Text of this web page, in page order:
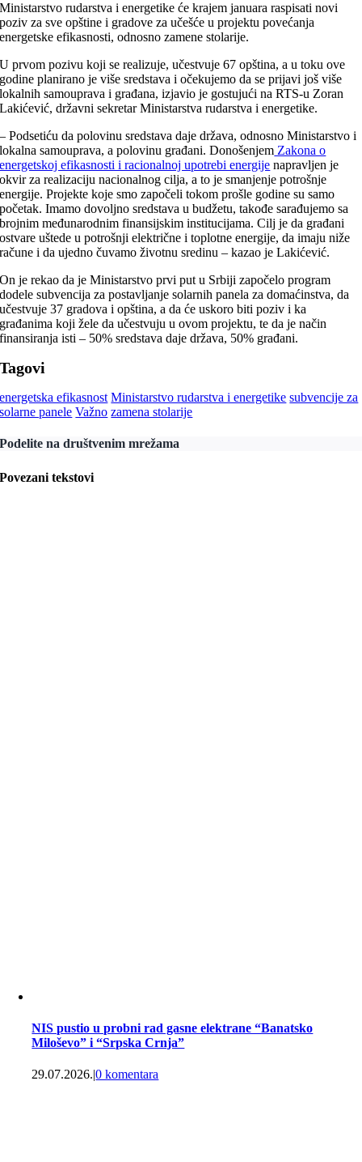
Ministarstvo rudarstva i energetike će krajem januara raspisati novi
poziv za sve opštine i gradove za učešće u projektu povećanja
energetske efikasnosti, odnosno zamene stolarije.
U prvom pozivu koji se realizuje, učestvuje 67 opština, a u toku ove
godine planirano je više sredstava i očekujemo da se prijavi još više
lokalnih samouprava i građana, izjavio je gostujući na RTS-u Zoran
Lakićević, državni sekretar Ministarstva rudarstva i energetike.
– Podsetiću da polovinu sredstava daje država, odnosno Ministarstvo i
lokalna samouprava, a polovinu građani. Donošenjem Zakona o
energetskoj efikasnosti i racionalnoj upotrebi energije napravljen je
okvir za realizaciju nacionalnog cilja, a to je smanjenje potrošnje
energije. Projekte koje smo započeli tokom prošle godine su samo
početak. Imamo dovoljno sredstava u budžetu, takođe sarađujemo sa
brojnim međunarodnim finansijskim institucijama. Cilj je da građani
ostvare uštede u potrošnji električne i toplotne energije, da imaju niže
račune i da ujedno čuvamo životnu sredinu – kazao je Lakićević.
On je rekao da je Ministarstvo prvi put u Srbiji započelo program
dodele subvencija za postavljanje solarnih panela za domaćinstva, da
učestvuje 37 gradova i opština, a da će uskoro biti poziv i ka
građanima koji žele da učestvuju u ovom projektu, te da je način
finansiranja isti – 50% sredstava daje država, 50% građani.
Tagovi
energetska efikasnost Ministarstvo rudarstva i energetike subvencije za
solarne panele Važno zamena stolarije
Podelite na društvenim mrežama
Povezani tekstovi
NIS pustio u probni rad gasne elektrane “Banatsko
Miloševo” i “Srpska Crnja”
29.07.2026.|0 komentara